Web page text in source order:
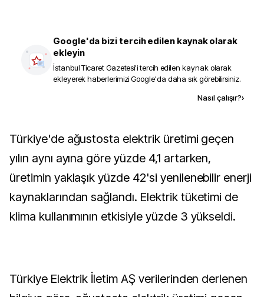
Google'da bizi tercih edilen kaynak olarak
ekleyin
İstanbul Ticaret Gazetesi'i tercih edilen kaynak olarak
ekleyerek haberlerimizi Google'da daha sık görebilirsiniz.
Nasıl çalışır?›
Türkiye'de ağustosta elektrik üretimi geçen
yılın aynı ayına göre yüzde 4,1 artarken,
üretimin yaklaşık yüzde 42'si yenilenebilir enerji
kaynaklarından sağlandı. Elektrik tüketimi de
klima kullanımının etkisiyle yüzde 3 yükseldi.
Türkiye Elektrik İletim AŞ verilerinden derlenen